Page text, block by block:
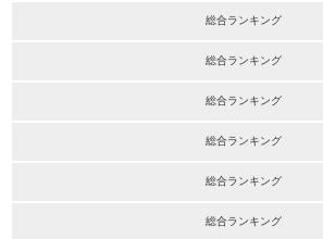
総合ランキング
総合ランキング
総合ランキング
総合ランキング
総合ランキング
総合ランキング